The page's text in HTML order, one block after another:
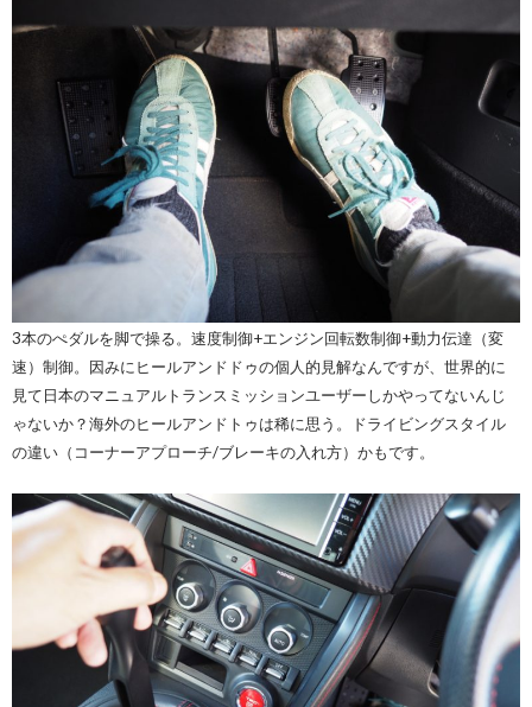
3本のぺダルを脚で操る。速度制御+エンジン回転数制御+動力伝達（変
速）制御。因みにヒールアンドドゥの個人的見解なんですが、世界的に
見て日本のマニュアルトランスミッションユーザーしかやってないんじ
ゃないか？海外のヒールアンドトゥは稀に思う。ドライビングスタイル
の違い（コーナーアプローチ/ブレーキの入れ方）かもです。